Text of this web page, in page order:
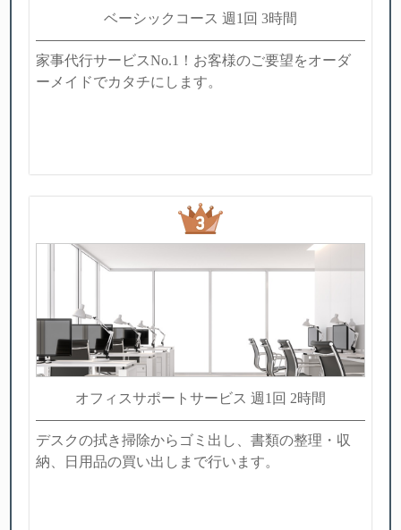
ベーシックコース 週1回 3時間
家事代行サービスNo.1！お客様のご要望をオーダ
ーメイドでカタチにします。
オフィスサポートサービス 週1回 2時間
デスクの拭き掃除からゴミ出し、書類の整理・収
納、日用品の買い出しまで行います。